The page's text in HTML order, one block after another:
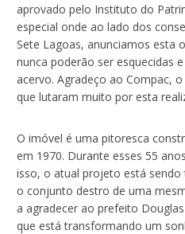
aprovado pelo Instituto do
especial onde ao lado dos
Sete Lagoas, anunciamos esta
nunca poderão ser esquecidas
acervo. Agradeço ao Compac,
que lutaram muito por esta
O imóvel é uma pitoresca
em 1970. Durante esses 55
isso, o atual projeto está
o conjunto destro de uma
a agradecer ao prefeito
que está transformando um